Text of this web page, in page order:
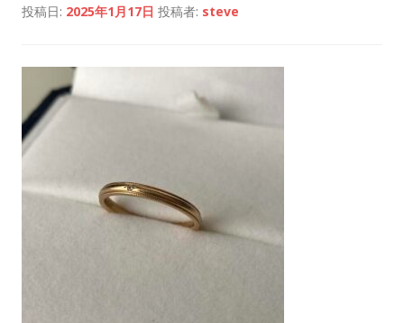
投稿日: 2025年1月17日 投稿者: steve